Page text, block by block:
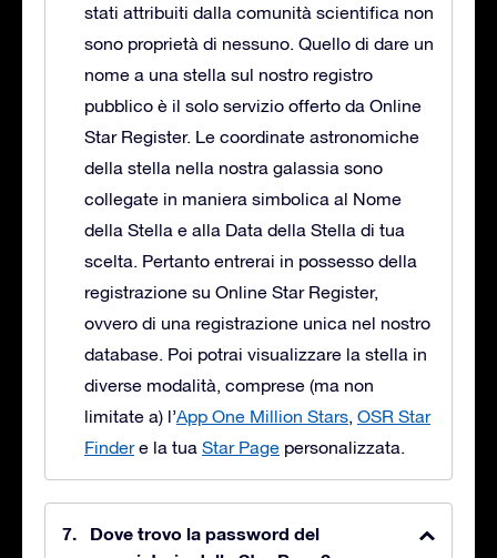
stati attribuiti dalla comunità scientifica non
sono proprietà di nessuno. Quello di dare un
nome a una stella sul nostro registro
pubblico è il solo servizio offerto da Online
Star Register. Le coordinate astronomiche
della stella nella nostra galassia sono
collegate in maniera simbolica al Nome
della Stella e alla Data della Stella di tua
scelta. Pertanto entrerai in possesso della
registrazione su Online Star Register,
ovvero di una registrazione unica nel nostro
database. Poi potrai visualizzare la stella in
diverse modalità, comprese (ma non
limitate a) l’App One Million Stars, OSR Star
Findere la tua Star Page personalizzata.
Dove trovo la password del